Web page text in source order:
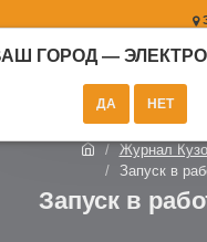
ГОРОД —
Журнал
Запуск в
Запуск в